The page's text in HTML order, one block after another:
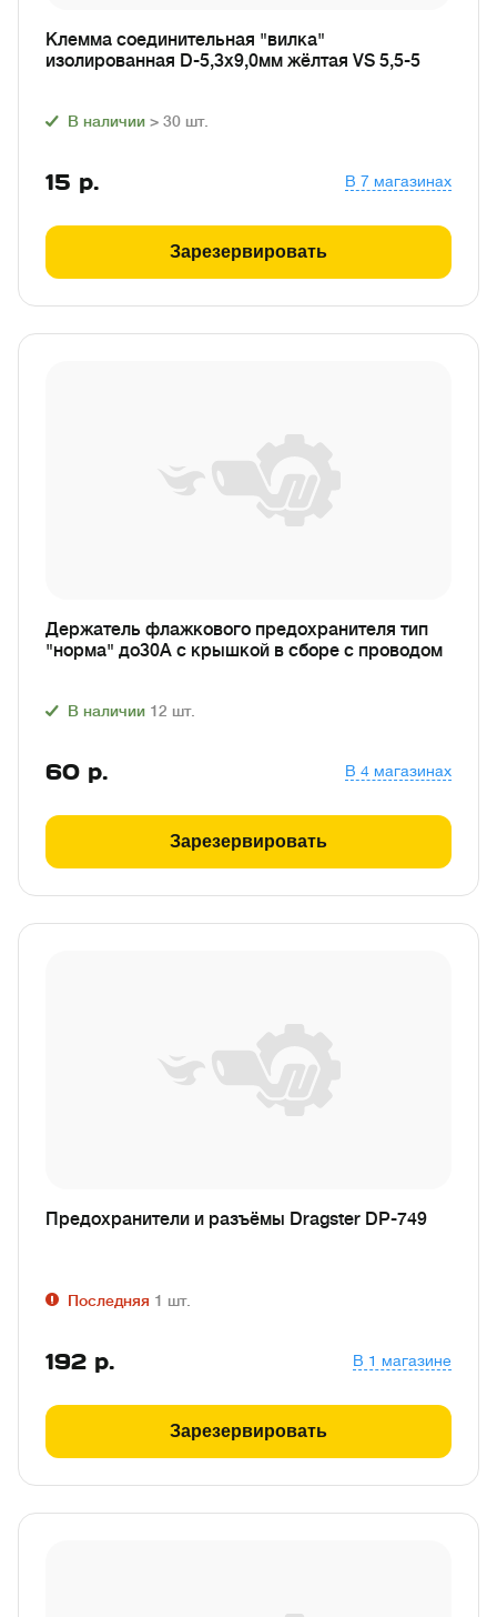
Клемма соединительная "вилка"
изолированная D-5,3х9,0мм жёлтая VS 5,5-5
В наличии > 30 шт.
15 р. В 7 магазинах
Зарезервировать
Держатель флажкового предохранителя тип
"норма" до30А с крышкой в сборе с проводом
В наличии 12 шт.
60 р. В 4 магазинах
Зарезервировать
Предохранители и разъёмы Dragster DP-749
Последняя 1 шт.
192 р. В 1 магазине
Зарезервировать